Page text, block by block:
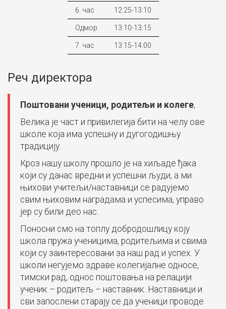
6. час 12:25-13:10
Одмор 13:10-13:15
7. час 13:15-14:00
Реч директора
Поштовани ученици, родитељи и колеге,
Велика је част и привилегија бити на челу ове
школе која има успешну и дугогодишњу
традицију.
Кроз нашу школу прошло је на хиљаде ђака
који су данас вредни и успешни људи, а ми
њихови учитељи/наставници се радујемо
свим њиховим наградама и успесима, управо
јер су били део нас.
Поносни смо на топлу добродошлицу коју
школа пружа ученицима, родитељима и свима
који су заинтересовани за наш рад и успех. У
школи негујемо здраве колегијалне односе,
тимски рад, однос поштовања на релацији
ученик – родитељ – наставник. Наставници и
сви запослени старају се да ученици проводе